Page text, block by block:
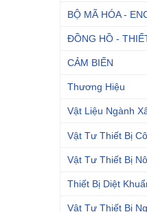
BỘ MÃ HÓA -
ĐỒNG HỒ -
CẢM BIẾN
Thương Hiệu
Vật Liệu Ngành
Vật Tư Thiết Bị
Vật Tư Thiết Bị
Thiết Bị Diệt
Vật Tư Thiết Bị